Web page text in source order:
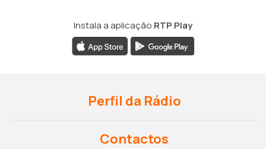
Instala a aplicação RTP Play
Perfil da Rádio
Contactos